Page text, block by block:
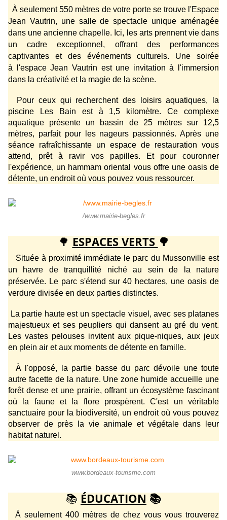
À seulement 550 mètres de votre porte se trouve l'Espace
Jean Vautrin, une salle de spectacle unique aménagée
dans une ancienne chapelle. Ici, les arts prennent vie dans
un cadre exceptionnel, offrant des performances
captivantes et des événements culturels. Une soirée
à l'espace Jean Vautrin est une invitation à l'immersion
dans la créativité et la magie de la scène.
Pour ceux qui recherchent des loisirs aquatiques, la
piscine Les Bain est à 1,5 kilomètre. Ce complexe
aquatique présente un bassin de 25 mètres sur 12,5
mètres, parfait pour les nageurs passionnés. Après une
séance rafraîchissante un espace de restauration vous
attend, prêt à ravir vos papilles. Et pour couronner
l'expérience, un hammam oriental vous offre une oasis de
détente, un endroit où vous pouvez vous ressourcer.
/www.mairie-begles.fr
🌳 ESPACES VERTS 🌳
Située à proximité immédiate le parc du Mussonville est
un havre de tranquillité niché au sein de la nature
préservée. Le parc s'étend sur 40 hectares, une oasis de
verdure divisée en deux parties distinctes.
La partie haute est un spectacle visuel, avec ses platanes
majestueux et ses peupliers qui dansent au gré du vent.
Les vastes pelouses invitent aux pique-niques, aux jeux
en plein air et aux moments de détente en famille.
À l'opposé, la partie basse du parc dévoile une toute
autre facette de la nature. Une zone humide accueille une
forêt dense et une prairie, offrant un écosystème fascinant
où la faune et la flore prospèrent. C'est un véritable
sanctuaire pour la biodiversité, un endroit où vous pouvez
observer de près la vie animale et végétale dans leur
habitat naturel.
www.bordeaux-tourisme.com
📚 ÉDUCATION 📚
À seulement 400 mètres de chez vous vous trouverez